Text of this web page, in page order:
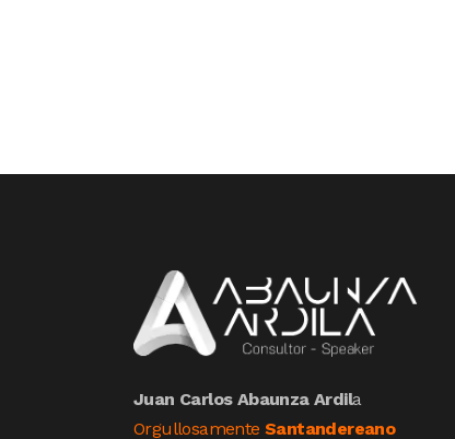
Juan Carlos Abaunza Ardila
Orgullosamente Santandereano